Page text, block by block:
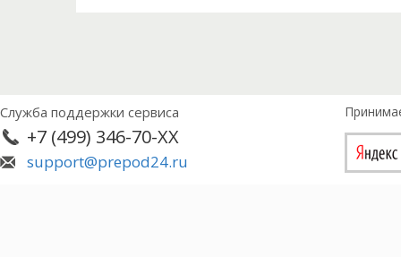
Служба поддержки сервиса
+7 (499) 346-70-XX
support@prepod24.ru